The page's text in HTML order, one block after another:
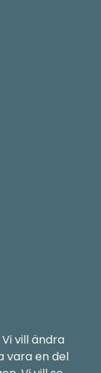
vill ändra
vara en del